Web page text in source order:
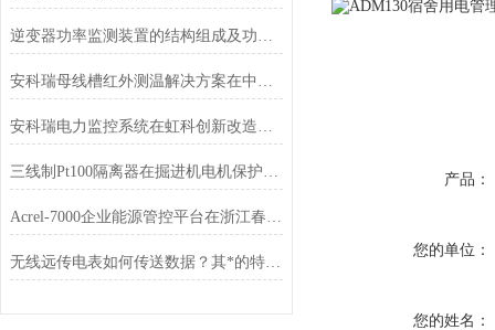
逆变器功率监测装置的结构组成及功能特点
安科瑞母线槽红外测温解决方案在中国移动河南某数据中心项目中的应用
安科瑞电力监控系统在虹科创新改造项目的应用
三线制Pt100隔离器在掘进机电机保护系统中的应用
Acrel-7000企业能源管控平台在浙江春风动力股份有限公司的应用
无线远传电表如何传送数据？其*的特点在哪里？
产品：
您的单位：
您的姓名：